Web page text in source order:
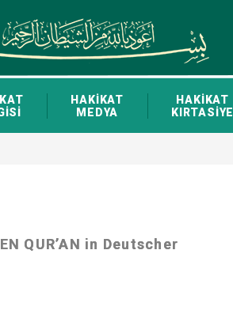
HAKİKAT
MEDYA
HAKİKAT
KIRTASİYE
QUR’AN in Deutscher